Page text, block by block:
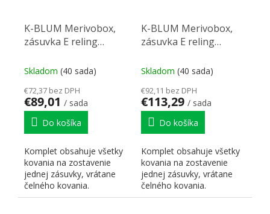
K-BLUM Merivobox,
zásuvka E reling
tmavosivá OG, skrutka,
Skladom (40 sada)
€72,37 bez DPH
€89,01 / sada
Do košíka
Komplet obsahuje všetky
kovania na zostavenie
jednej zásuvky, vrátane
čelného kovania.
K-BLUM Merivobox,
zásuvka E reling
Inserta, drez
Skladom (40 sada)
€92,11 bez DPH
€113,29 / sada
Do košíka
Komplet obsahuje všetky
kovania na zostavenie
jednej zásuvky, vrátane
čelného kovania.